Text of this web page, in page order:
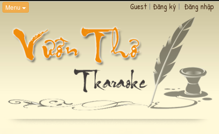
Menu Guest | Đăng ký | Đăng nhập